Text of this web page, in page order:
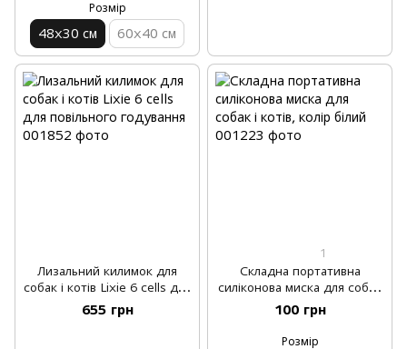
Розмір
48х30 см 60х40 см
Лизальний килимок для
собак і котів Lixie 6 cells для
повільного годування
655 грн
1
Складна портативна
силіконова миска для собак
і котів, колір білий
100 грн
Розмір